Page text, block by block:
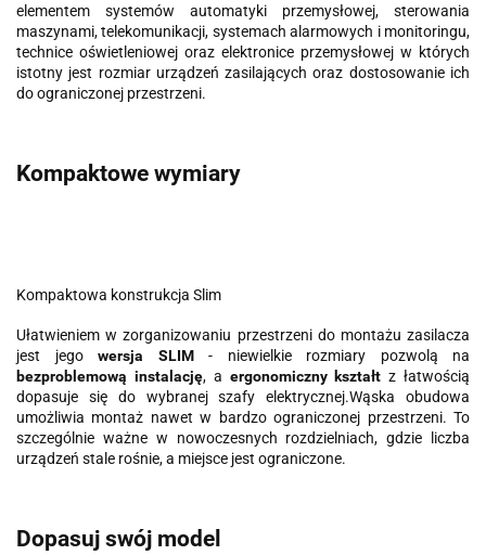
elementem systemów automatyki przemysłowej, sterowania
maszynami, telekomunikacji, systemach alarmowych i monitoringu,
technice oświetleniowej oraz elektronice przemysłowej w których
istotny jest rozmiar urządzeń zasilających oraz dostosowanie ich
do ograniczonej przestrzeni.
Kompaktowe wymiary
Kompaktowa konstrukcja Slim
Ułatwieniem w zorganizowaniu przestrzeni do montażu zasilacza
jest jego wersja SLIM- niewielkie rozmiary pozwolą na
bezproblemową instalację, a ergonomiczny kształt z łatwością
dopasuje się do wybranej szafy elektrycznej.Wąska obudowa
umożliwia montaż nawet w bardzo ograniczonej przestrzeni. To
szczególnie ważne w nowoczesnych rozdzielniach, gdzie liczba
urządzeń stale rośnie, a miejsce jest ograniczone.
Dopasuj swój model